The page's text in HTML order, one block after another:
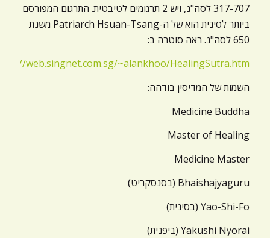
317-707 לסה"נ, ויש 2 תרגומים לטיבטית. התרגום המפורסם
ביותר לסינית הוא של ה-Patriarch Hsuan-Tsang משנת
650 לסה"נ. ראה סוטרה ב:
web.singnet.com.sg/~alankhoo/HealingSutra.htm
השמות של המדיסין בודהה:
Medicine Buddha
Master of Healing
Medicine Master
Bhaishajyaguru (בסנסקריט)
Yao-Shi-Fo (בסינית)
Yakushi Nyorai (ביפנית)